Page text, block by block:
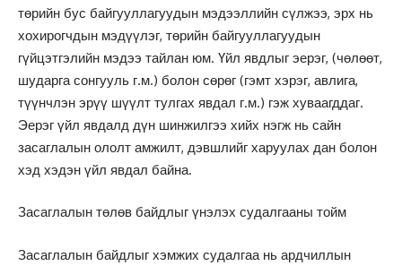
төрийн бус байгууллагуудын мэдээллийн сүлжээ, эрх нь
хохирогчдын мэдүүлэг, төрийн байгууллагуудын
гүйцэтгэлийн мэдээ тайлан юм. Үйл явдлыг эерэг, (чөлөөт,
шударга сонгууль г.м.) болон сөрөг (гэмт хэрэг, авлига,
түүнчлэн эрүү шүүлт тулгах явдал г.м.) гэж хуваагддаг.
Эерэг үйл явдалд дүн шинжилгээ хийх нэгж нь сайн
засаглалын ололт амжилт, дэвшлийг харуулах дан болон
хэд хэдэн үйл явдал байна.
Засаглалын төлөв байдлыг үнэлэх судалгааны тойм
Засаглалын байдлыг хэмжих судалгаа нь ардчиллын